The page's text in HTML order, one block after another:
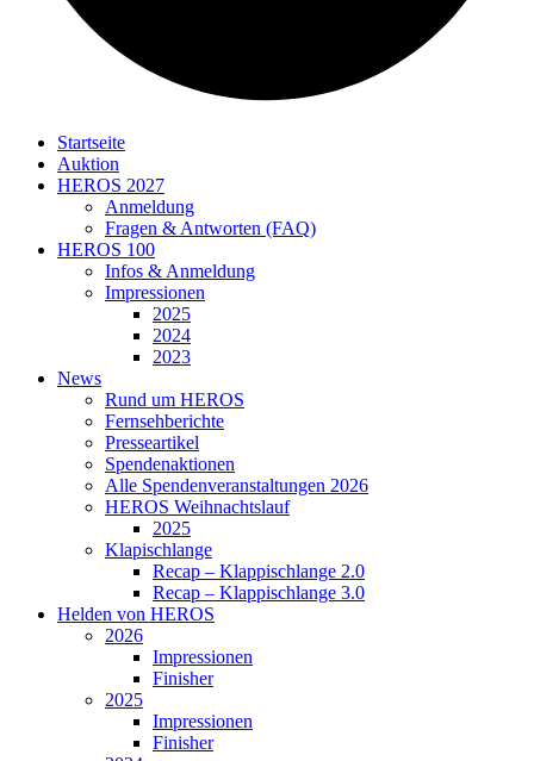
Startseite
Auktion
HEROS 2027
Anmeldung
Fragen & Antworten (FAQ)
HEROS 100
Infos & Anmeldung
Impressionen
2025
2024
2023
News
Rund um HEROS
Fernsehberichte
Presseartikel
Spendenaktionen
Alle Spendenveranstaltungen 2026
HEROS Weihnachtslauf
2025
Klapischlange
Recap – Klappischlange 2.0
Recap – Klappischlange 3.0
Helden von HEROS
2026
Impressionen
Finisher
2025
Impressionen
Finisher